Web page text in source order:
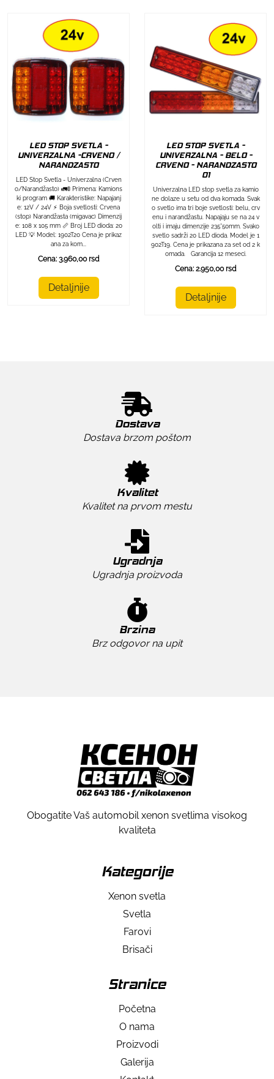
LED STOP SVETLA -
UNIVERZALNA -CRVENO /
NARANDZASTO
LED Stop Svetla - Univerzalna (Crven
o/Narandžasto) 🚛🚦 Primena: Kamions
ki program 🚚 Karakteristike: Napajanj
e: 12V / 24V ⚡ Boja svetlosti: Crvena
(stop) Narandžasta (migavac) Dimenzij
e: 108 x 105 mm 📏 Broj LED dioda: 20
LED 💡 Model: 1902T20 Cena je prikaz
ana za kom...
Cena: 3.960,00 rsd
Detaljnije
LED STOP SVETLA -
UNIVERZALNA - BELO -
CRVENO - NARANDZASTO
01
Univerzalna LED stop svetla za kamio
ne dolaze u setu od dva komada. Svak
o svetlo ima tri boje svetlosti: belu, crv
enu i narandžastu. Napajaju se na 24 v
olti i imaju dimenzije 235*50mm. Svako
svetlo sadrži 20 LED dioda. Model je 1
902T19. Cena je prikazana za set od 2 k
omada. Garancija 12 meseci.
Cena: 2.950,00 rsd
Detaljnije
Dostava
Dostava brzom poštom
Kvalitet
Kvalitet na prvom mestu
Ugradnja
Ugradnja proizvoda
Brzina
Brz odgovor na upit
Obogatite Vaš automobil xenon svetlima visokog
kvaliteta
Kategorije
Xenon svetla
Svetla
Farovi
Brisači
Stranice
Početna
O nama
Proizvodi
Galerija